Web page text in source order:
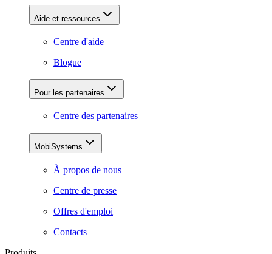
Aide et ressources
Centre d'aide
Blogue
Pour les partenaires
Centre des partenaires
MobiSystems
À propos de nous
Centre de presse
Offres d'emploi
Contacts